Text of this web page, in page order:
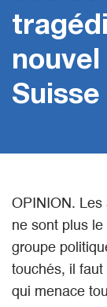
Suisse
OPINION. Les
ne sont plus le
groupe
touchés, il faut
qui menace